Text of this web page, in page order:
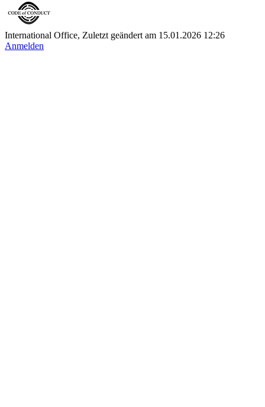
International Office, Zuletzt geändert am 15.01.2026 12:26
Anmelden